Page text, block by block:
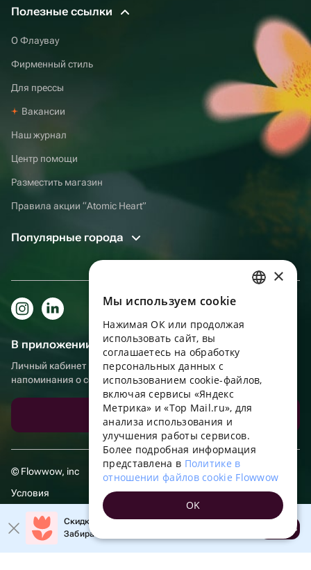
Полезные ссылки
О Флаувау
Фирменный стиль
Для прессы
Вакансии
Наш журнал
Центр помощи
Разместить магазин
Правила акции “Atomic Heart”
Популярные города
В приложении еще удобнее!
Личный кабинет получателя, больше бонусов за покупки и
напоминания о событиях
Скачать приложение
© Flowwow, inc
Условия
Обработка персональных данных
Скидка 20% на первый заказ!
Забирайте промокод в приложении!
Открыть
ENGLISH
UKRAINIAN
PORTUGUESE
FRENCH
TURKISH
POLISH
×
Мы используем сookie
Нажимая ОК или продолжая
использовать сайт, вы
соглашаетесь на обработку
персональных данных с
использованием cookie-файлов,
включая сервисы «Яндекс
Метрика» и «Top Mail.ru», для
анализа использования и
улучшения работы сервисов.
Более подробная информация
представлена в Политике в
отношении файлов cookie Flowwow
OK